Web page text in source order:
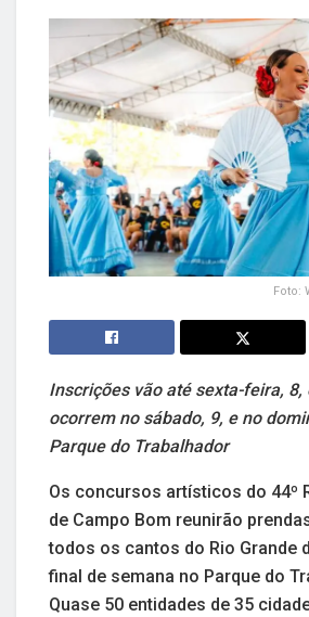
Foto:
Inscrições vão até sexta-feira, 8,
ocorrem no sábado, 9, e no
Parque do Trabalhador
Os concursos artísticos do 44º
de Campo Bom reunirão
todos os cantos do Rio Grande
final de semana no Parque do
Quase 50 entidades de 35